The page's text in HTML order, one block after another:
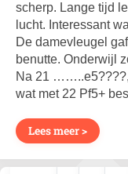
scherp. Lange tijd
lucht. Interessant
De damevleugel
benutte. Onderwijl
Na 21 ……..e5????,
wat met 22 Pf5+
Lees meer >